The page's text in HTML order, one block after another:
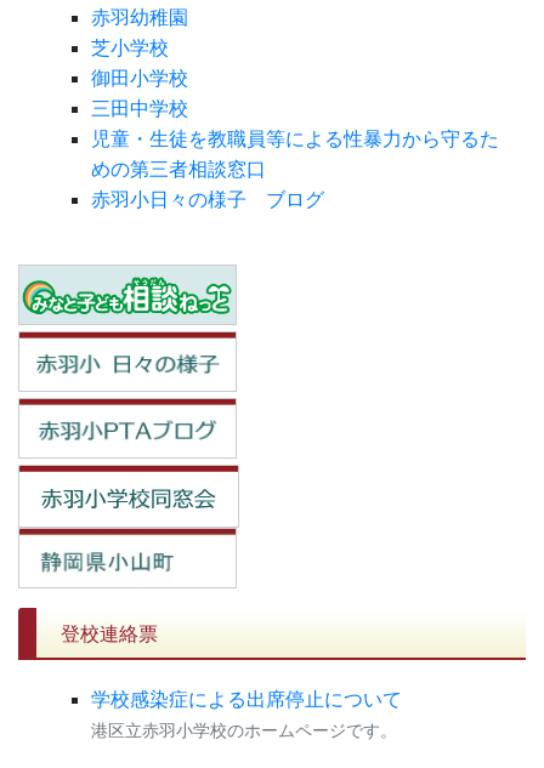
赤羽幼稚園
芝小学校
御田小学校
三田中学校
児童・生徒を教職員等による性暴力から守るた
めの第三者相談窓口
赤羽小日々の様子 ブログ
登校連絡票
学校感染症による出席停止について
港区立赤羽小学校のホームページです。